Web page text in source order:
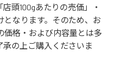
頭100gあたりの売価」・
となります。そのため、お
価格・および内容量とは多
の上ご購入くださいま